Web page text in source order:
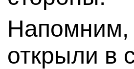
Напомним,
открыли в